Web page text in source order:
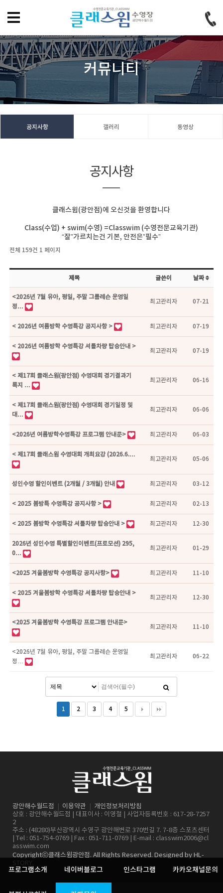
프로그램소개 네이버블로그 인스타그램 카카오채널문의
커뮤니티
공지사항 갤러리 동영상
공지사항
클래스윔(광안점)에 오신것을 환영합니다
Class(수업) + swim(수영) =Classwim (수영전문교육기관)
“잘”가르치는건 기본, 안전은”필수”
전체 159건 1 페이지
제목 글쓴이 날짜
<2026년 7월 유아, 평일, 주말 그룹레슨 운영일
정…
최고관리자 07-21
< 2026년 여름방학 수영특강 공지사항 > 최고관리자 07-19
< 2026년 여름방학 수영특강 셔틀차량 탑승안내 >
최고관리자 07-19
< 제17회 클래스윔(광안점) 수영대회 경기결과기
록지 …
최고관리자 06-16
< 제17회 클래스윔(광안점) 수영대회 경기일정 및
대…
최고관리자 06-06
<2026년 여름방학수영특강 프로그램 안내문> 최고관리자 06-03
< 제17회 클래스윔 수영대회 개최요강 (2026.6.…
최고관리자 05-06
성인수영 할인이벤트 (2개월 / 3개월) 안내 최고관리자 03-12
< 2025 봄방특 수영특강 공지사항 > 최고관리자 02-13
< 2025 봄방학 수영특강 셔틀차량 탑승안내 > 최고관리자 12-30
2026년 성인수영 특별할인이벤트(프로모션) 295,
0…
최고관리자 01-29
<2025 겨울봄방학 수영특강 공지사항> 최고관리자 11-10
< 2025 겨울봄방학 수영특강 셔틀차량 탑승안내 >
최고관리자 12-30
<2025 겨울봄방학 수영특강 프로그램 안내문>
최고관리자 11-10
<2026년 7월 유아, 평일, 주말 그룹레슨 운영일
정…
최고관리자 06-22
1 2 3 4 5
광안해수월드점 이용약관
개인정보처리방침
상호 : 광안해수월드점 | 대표이사 : 이영철 | 사업자등록번호 : 617-28-7257
2
주소 : (48280)부산광역시 수영구 광안해변로 370번길 7. 7-8층 스포츠센터
| Tel : 051-754-0769 | Fax : 051-711-0769 | E-mail : classwim2006@cl
asswim.com
Copyrightⓒ클래스윔광안점. All Rights Reserved. Designed by HL-
STORY